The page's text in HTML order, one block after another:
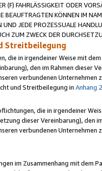
(F) FAHRLÄSSIGKEIT ODER
BEAUFTRAGTEN KÖNNEN IM
UND JEDE PROZESSUALE
ZUM ZWECK DER
Streitbeilegung
die in irgendeiner Weise mit
den im Rahmen dieser
verbundenen
und Streitbeilegung in Anhang 2
die in irgendeiner
dieser Vereinbarung), den
verbundenen
im Zusammenhang mit dem